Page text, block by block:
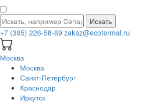
Искать
+7 (395) 226-58-69 zakaz@ecotermal.ru
Москва
Москва
Санкт-Петербург
Краснодар
Иркутск